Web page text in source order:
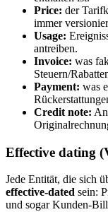
Price: der
immer
Usage:
antreiben.
Invoice: was
Steuern/
Payment: was
Credit note:
Effective dating
Jede Entität, die sich
effective‑dated sein:
und sogar